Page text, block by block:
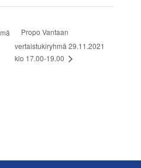
Propo Vantaan
vertaistukiryhmä 29.11.2021
klo 17.00-19.00